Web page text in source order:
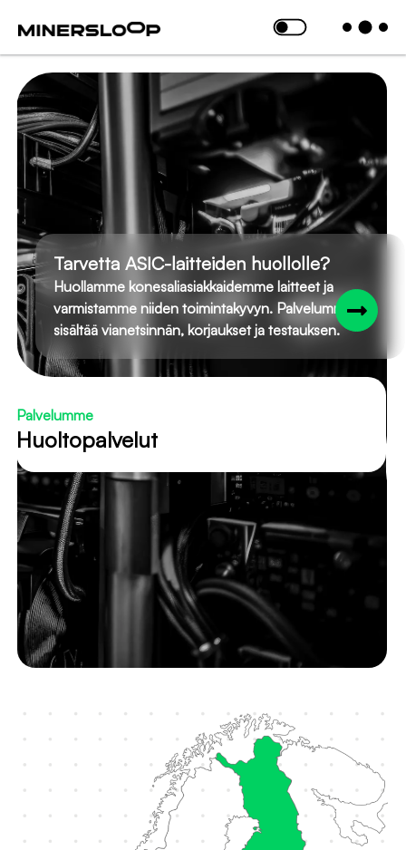
Ratkaisut
Konesalihankkeet
Hukkalämmön
talteenotto
Reservimarkkina
Palvelut
Hostingpalvelut
Huoltopalvelut
Konesalihankkeet
MinersLoop
Esittely
Meistä
Julkaisut ja
uutiset
Ota yhteyttä
MinersLoop © 2024. All Rights Reserved. | Powered by
Palvelumme
Huoltopalvelut
Tarvetta ASIC-laitteiden huollolle?
Huollamme konesaliasiakkaidemme laitteet ja
varmistamme niiden toimintakyvyn. Palvelumme
sisältää vianetsinnän, korjaukset ja testauksen.